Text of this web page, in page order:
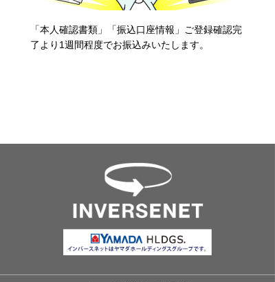
「本人確認書類」「振込口座情報」ご登録確認完
了より1週間程度でお振込みいたします。